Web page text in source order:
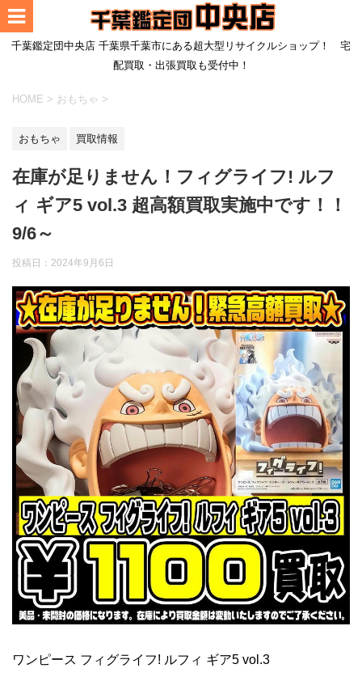
千葉鑑定団中央店 千葉県千葉市にある超大型リサイクルショップ！ 宅
配買取・出張買取も受付中！
HOME > おもちゃ >
おもちゃ 買取情報
在庫が足りません！フィグライフ! ルフ
ィ ギア5 vol.3 超高額買取実施中です！！
9/6～
投稿日： 2024年9月6日
ワンピース フィグライフ! ルフィ ギア5 vol.3